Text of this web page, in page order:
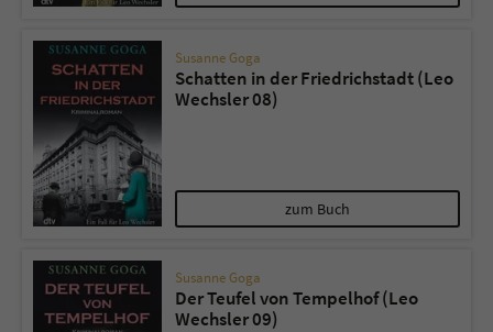
Susanne Goga
Schatten in der Friedrichstadt (Leo
Wechsler 08)
zum Buch
Susanne Goga
Der Teufel von Tempelhof (Leo
Wechsler 09)